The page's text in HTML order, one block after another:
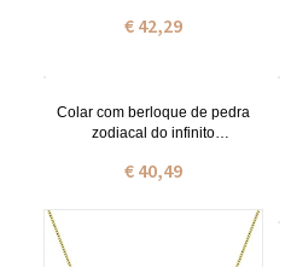
€ 42,29
Colar com berloque de pedra
zodiacal do infinito
€ 40,49